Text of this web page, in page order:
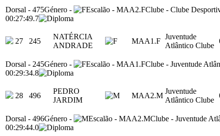
Dorsal - 475Género - Escalão - MAA2.FClube - Clube
00:27:49.7
27 245
NATÉRCIA
ANDRADE
MAA1.F
Juventude
Atlântico Clube
Dorsal - 245Género - Escalão - MAA1.FClube - Juventude
00:29:34.8
28 496
PEDRO
JARDIM
MAA2.M
Juventude
Atlântico Clube
Dorsal - 496Género - Escalão - MAA2.MClube - Juventude
00:29:44.0